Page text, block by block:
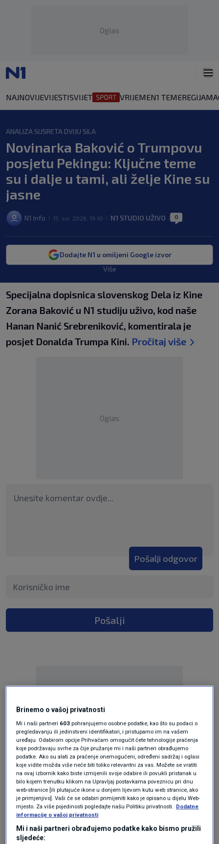
Oglas
NAJNOVIJEVIJESTISVIJET VRIJEMEN1 TEMEREGIJA
ANALIZA SUSRETA DVIJU SILA
Novinarka Baković o Trumpovu
posjetu Pekingu: Ključne teme
su i dalje u tami, ali želje Kine su
jasne
N1 Info 15. svi. 2026. 19:10 N1 STUDIO UŽIVO 0
Dodajte N1 u omiljeni Google izvor
Više
Specijalna dopisnica slovenskog Dela iz Kine
Zorana Baković u N1 studiju uživo, kod naše
Hanan Nanić Srebreniković, komentirala je
posjet Donalda Trumpa Kini. Pročitaj više
Oglas
Pošalji odgovor
Pošalji
Oglas
Brinemo o vašoj privatnosti
Mi i naši partneri 603 pohranjujemo osobne podatke, kao što su podaci o
pregledavanju ili jedinstveni identifikatori, i pristupamo im na vašem
uređaju. Odabirom opcije Prihvaćam omogućit ćete tehnologije praćenja
koje podržavaju svrhe za čije pružanje mi i naši partneri obrađujemo
podatke. Ako su alati za praćenje onemogućeni, određeni sadržaj i oglasi
koje vidite možda više neće biti toliko relevantni za vas. Možete se vratiti
na ovaj izbornik kako biste izmijenili svoje odabire ili povukli pristanak u
bilo kojem trenutku klikom na Upravljaj postavkama poveznicu pri dnu
web-stranice [ili plutajuće ikone u donjem lijevom kutu web stranice, ako
je primjenjivo]. Vaši će se odabiri primijeniti kako je opisano u dijelu Web-
mjesto. Za više pojedinosti pogledajte našu Politiku privatnosti. Dodatne
informacije o vašoj privatnosti
Mi i naši partneri obrađujemo podatke kako bismo pružili
sljedeće: